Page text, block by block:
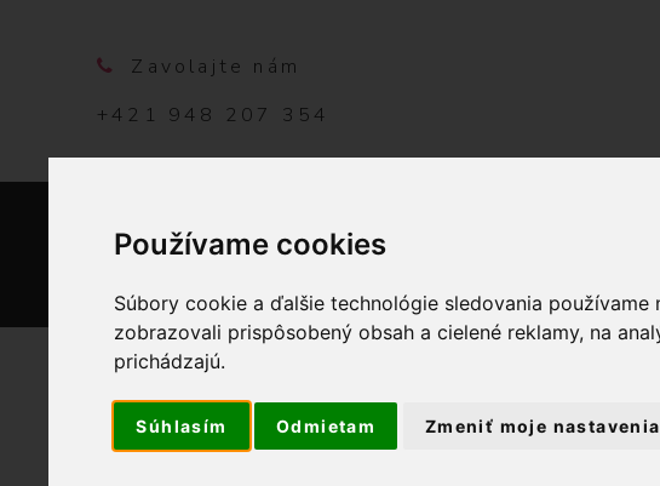
Používame cookies
Súbory cookie a ďalšie technológie sledovania
zobrazovali prispôsobený obsah a cielené reklamy, na
prichádzajú.
Súhlasím Odmietam Zmeniť moje nastavenia
Zavolajte nám
+421 948 207 354
OBCHOD